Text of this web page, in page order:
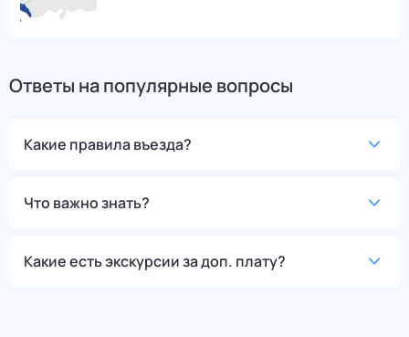
Ответы на популярные вопросы
Какие правила въезда?
Что важно знать?
Какие есть экскурсии за доп. плату?